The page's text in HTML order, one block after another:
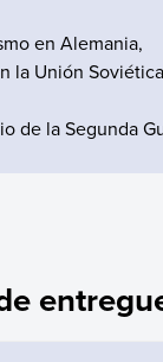
en Alemania,
la Unión
de la Segunda